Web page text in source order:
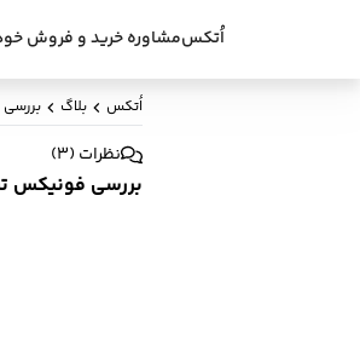
اُتکسمشاوره خرید و فروش
اُتکس بلاگ بررسی
نظرات (
3
)
بررسی فونیکس تیگو ۷ پرو و